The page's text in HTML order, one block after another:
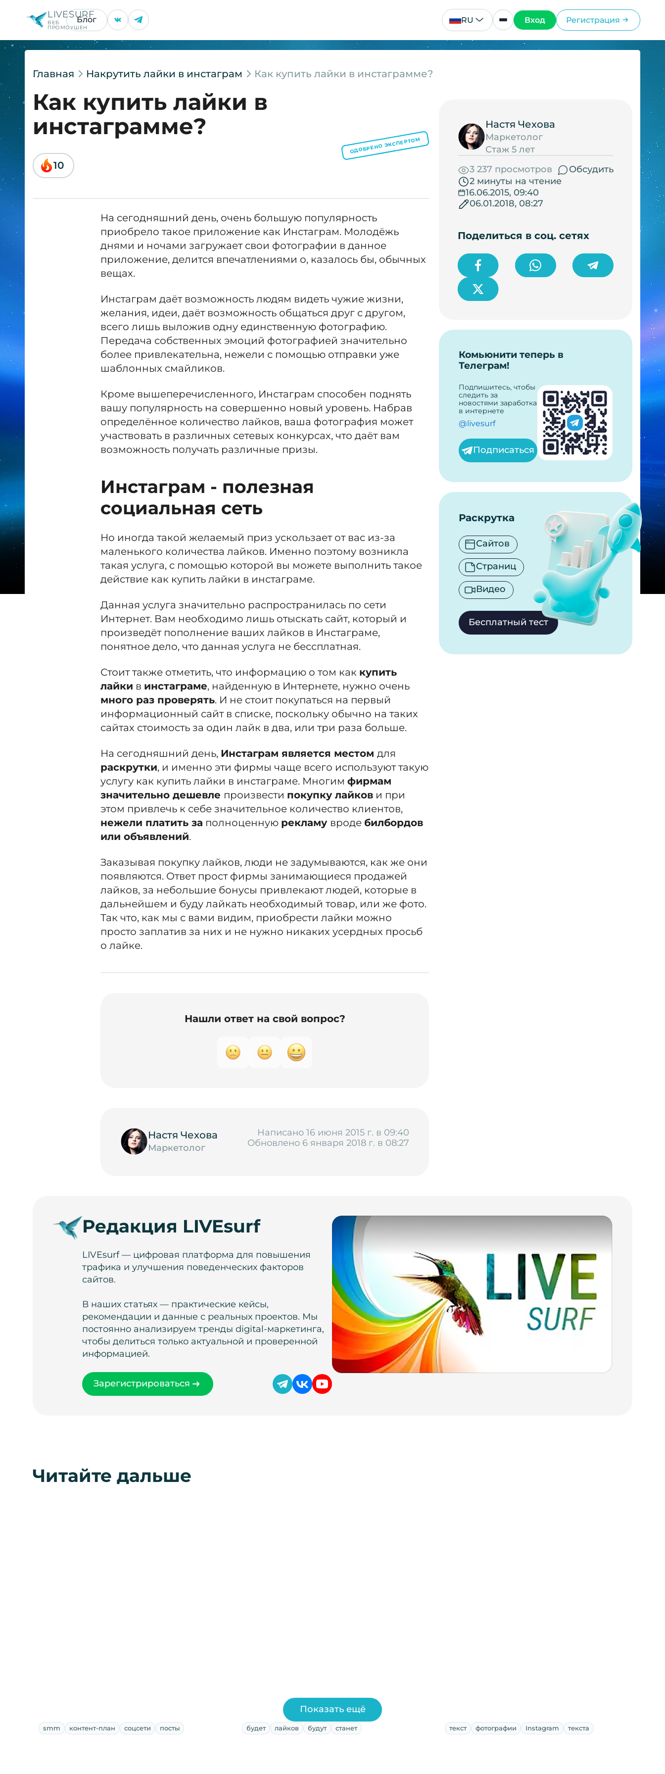
LIVESURF
ВЕБ
ПРОМОУШЕН
Блог RU Вход Регистрация
Главная Накрутить лайки в инстаграм Как купить лайки в инстаграмме?
Как купить лайки в
инстаграмме?
ОДОБРЕНО ЭКСПЕРТОМ
10
На сегодняшний день, очень большую популярность
приобрело такое приложение как Инстаграм. Молодёжь
днями и ночами загружает свои фотографии в данное
приложение, делится впечатлениями о, казалось бы, обычных
вещах.
Инстаграм даёт возможность людям видеть чужие жизни,
желания, идеи, даёт возможность общаться друг с другом,
всего лишь выложив одну единственную фотографию.
Передача собственных эмоций фотографией значительно
более привлекательна, нежели с помощью отправки уже
шаблонных смайликов.
Кроме вышеперечисленного, Инстаграм способен поднять
вашу популярность на совершенно новый уровень. Набрав
определённое количество лайков, ваша фотография может
участвовать в различных сетевых конкурсах, что даёт вам
возможность получать различные призы.
Инстаграм - полезная
социальная сеть
Но иногда такой желаемый приз ускользает от вас из-за
маленького количества лайков. Именно поэтому возникла
такая услуга, с помощью которой вы можете выполнить такое
действие как купить лайки в инстаграме.
Данная услуга значительно распространилась по сети
Интернет. Вам необходимо лишь отыскать сайт, который и
произведёт пополнение ваших лайков в Инстаграме,
понятное дело, что данная услуга не бессплатная.
Стоит также отметить, что информацию о том как купить
лайки в инстаграме, найденную в Интернете, нужно очень
много раз проверять. И не стоит покупаться на первый
информационный сайт в списке, поскольку обычно на таких
сайтах стоимость за один лайк в два, или три раза больше.
На сегодняшний день, Инстаграм является местомдля
раскрутки, и именно эти фирмы чаще всего используют такую
услугу как купить лайки в инстаграме. Многимфирмам
значительно дешевле произвести покупку лайков и при
этом привлечь к себе значительное количество клиентов,
нежели платить за полноценную рекламу вроде билбордов
или объявлений.
Заказывая покупку лайков, люди не задумываются, как же они
появляются. Ответ прост фирмы занимающиеся продажей
лайков, за небольшие бонусы привлекают людей, которые в
дальнейшем и буду лайкать необходимый товар, или же фото.
Так что, как мы с вами видим, приобрести лайки можно
просто заплатив за них и не нужно никаких усердных просьб
о лайке.
Нашли ответ на свой вопрос?
Настя Чехова
Маркетолог
Написано 16 июня 2015 г. в 09:40
Обновлено 6 января 2018 г. в 08:27
Настя Чехова
Маркетолог
Стаж 5 лет
3 237 просмотров
Обсудить
2 минуты на чтение
16.06.2015, 09:40
06.01.2018, 08:27
Поделиться в соц. сетях
Комьюнити теперь в
Телеграм!
Подпишитесь, чтобы
следить за
новостями заработка
в интернете
@livesurf
Подписаться
Раскрутка
Сайтов
Страниц
Видео
Бесплатный тест
Редакция LIVEsurf
LIVEsurf — цифровая платформа для повышения
трафика и улучшения поведенческих факторов
сайтов.
В наших статьях — практические кейсы,
рекомендации и данные с реальных проектов. Мы
постоянно анализируем тренды digital-маркетинга,
чтобы делиться только актуальной и проверенной
информацией.
Зарегистрироваться
Читайте дальше
smm контент-план соцсети посты будет лайков будут станет текст фотографии Instagram текста
Показать ещё